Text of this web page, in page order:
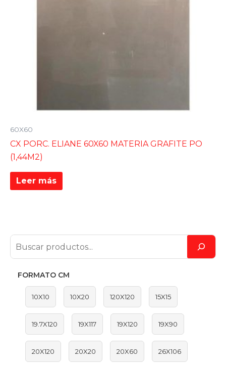
FORMATO CM
10X10 10X20 120X120 15X15
19.7X120 19X117 19X120 19X90
20X120 20X20 20X60 26X106
60X60
CX PORC. ELIANE 60X60 MATERIA GRAFITE PO
(1,44M2)
Leer más